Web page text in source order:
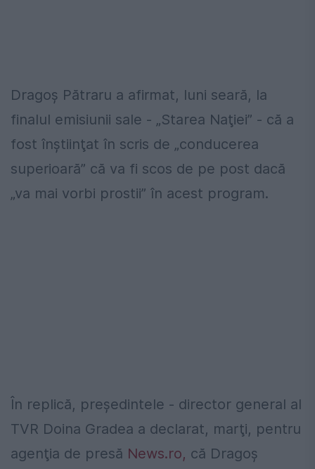
Dragoș Pătraru a afirmat, luni seară, la
finalul emisiunii sale - „Starea Naţiei” - că a
fost înştiinţat în scris de „conducerea
superioară” că va fi scos de pe post dacă
„va mai vorbi prostii” în acest program.
În replică, preşedintele - director general al
TVR Doina Gradea a declarat, marţi, pentru
agenţia de presă News.ro, că Dragoş